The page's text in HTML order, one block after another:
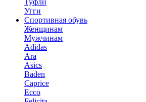
Туфли
Угги
Спортивная обувь
Женщинам
Мужчинам
Adidas
Ara
Asics
Baden
Caprice
Ecco